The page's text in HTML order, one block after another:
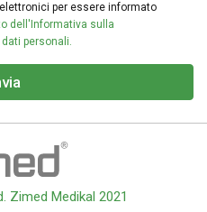
per essere informato
dell'Informativa sulla
personali.
Zimed Medikal 2021